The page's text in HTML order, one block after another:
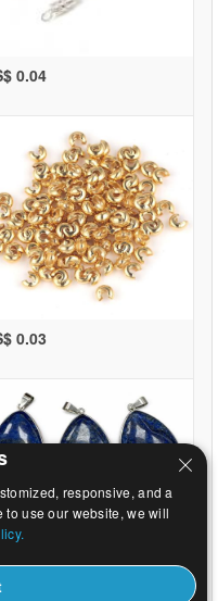
0.04
0.03
responsive, and a
use our website, we will